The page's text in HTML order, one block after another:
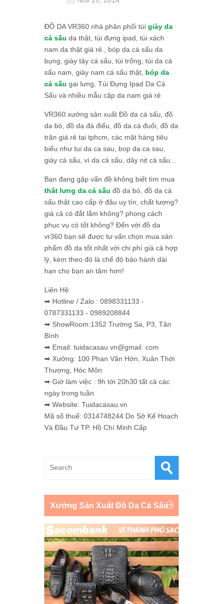
ĐỒ DA VR360 nhà phân phối túi giày da
cá sấu da thật, túi đựng ipad, túi xách
nam da thật giá rẻ., bóp da cá sấu da
bụng, giày tây cá sấu, túi trống, túi da cá
sấu nam, giày nam cá sấu thật, bóp da
cá sấu gai lưng, Túi Đựng Ipad Da Cá
Sấu và nhiều mẫu cặp da nam giá rẻ
VR360 xưởng sản xuất Đồ da cá sấu, đồ
da bò, đồ da đà điểu, đồ da cá đuối, đồ da
trăn giá rẻ tại tphcm, các mặt hàng tiêu
biểu như tui da ca sau, bop da ca sau,
giày cá sấu, ví da cá sấu, dây nịt cá sấu...
Bạn đang gặp vấn đề không biết tìm mua
thắt lưng da cá sấu đồ da bò, đồ da cá
sấu thật cao cấp ở đâu uy tín, chất lượng?
giá cả có đắt lắm không? phong cách
phục vụ có tốt không? Đến với đồ da
vr360 bạn sẽ được tư vấn chọn mua sản
phẩm đồ da tốt nhất với chi phí giá cả hợp
lý, kèm theo đó là chế độ bảo hành dài
hạn cho bạn an tâm hơn!
Liên Hệ:
➡ Hotline / Zalo : 0898331133 -
0787331133 - 0989208844
➡ ShowRoom:1352 Trường Sa, P3, Tân
Bình
➡ Email: tuidacasau.vn@gmail. com
➡ Xưởng: 100 Phan Văn Hớn, Xuân Thới
Thượng, Hóc Môn
➡ Giờ làm việc : 9h tới 20h30 tất cả các
ngày trong tuần
➡ Website: Tuidacasau.vn
Mã số thuế: 0314748244 Do Sở Kế Hoạch
Và Đầu Tư TP. Hồ Chí Minh Cấp
Xưởng Sản Xuất Đồ Da Cá Sấu